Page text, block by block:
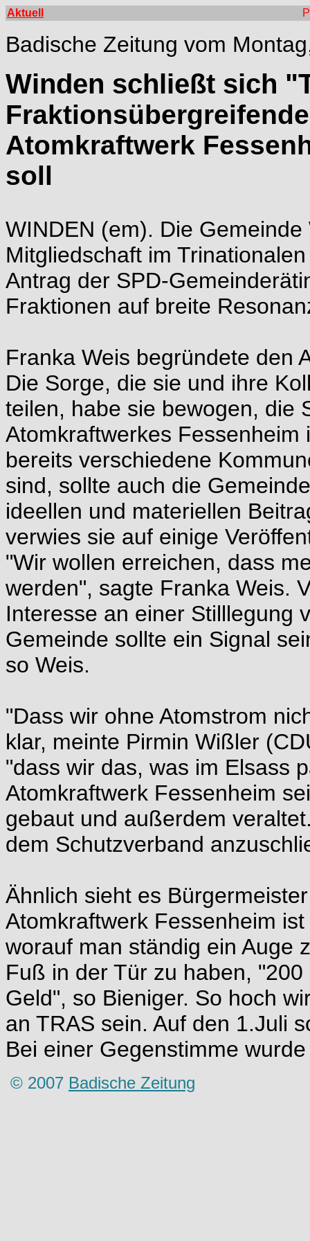
Aktuell
Badische Zeitung vom
Winden schließt sich
Atomkraftwerk
soll
WINDEN (em). Die
Mitgliedschaft im
Antrag der SPD-
Fraktionen auf breite
Franka Weis begründete den
Die Sorge, die sie und ihre
teilen, habe sie bewogen, die
Atomkraftwerkes
bereits verschiedene
sind, sollte auch die
ideellen und materiellen
verwies sie auf einige
"Wir wollen erreichen, dass
werden", sagte Franka Weis.
Interesse an einer Stilllegung
Gemeinde sollte ein Signal
so Weis.
"Dass wir ohne Atomstrom
klar, meinte Pirmin Wißler
"dass wir das, was im Elsass
Atomkraftwerk Fessenheim
gebaut und außerdem
dem Schutzverband
Ähnlich sieht es
Atomkraftwerk Fessenheim
worauf man ständig ein Auge
Fuß in der Tür zu haben,
Geld", so Bieniger. So hoch
an TRAS sein. Auf den 1.Juli
Bei einer Gegenstimme
© 2007 Badische Zeitung